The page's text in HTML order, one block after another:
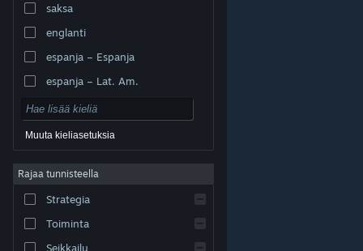
© Valve Corporation. Kaikki oikeudet pidätetään. Kaikki
Yhdysvalloissa ja kaikkialla maailmassa.
Helppokäyttötoiminnot
Hyvitykset|Evästeet
saksa
englanti
espanja – Espanja
espanja – Lat. Am.
Muuta kieliasetuksia
Rajaa tunnisteella
Strategia
Toiminta
Seikkailu